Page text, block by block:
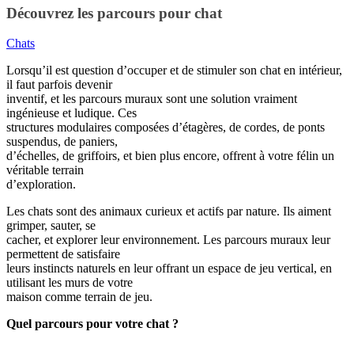
Découvrez les parcours pour chat
Chats
Lorsqu’il est question d’occuper et de stimuler son chat en intérieur,
il faut parfois devenir
inventif, et les parcours muraux sont une solution vraiment
ingénieuse et ludique. Ces
structures modulaires composées d’étagères, de cordes, de ponts
suspendus, de paniers,
d’échelles, de griffoirs, et bien plus encore, offrent à votre félin un
véritable terrain
d’exploration.
Les chats sont des animaux curieux et actifs par nature. Ils aiment
grimper, sauter, se
cacher, et explorer leur environnement. Les parcours muraux leur
permettent de satisfaire
leurs instincts naturels en leur offrant un espace de jeu vertical, en
utilisant les murs de votre
maison comme terrain de jeu.
Quel parcours pour votre chat ?